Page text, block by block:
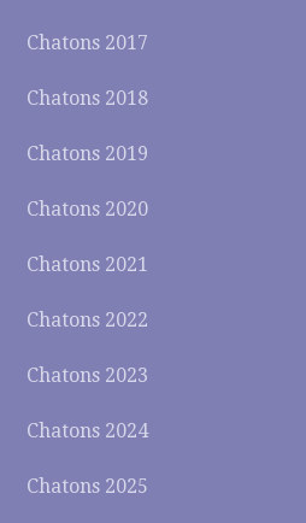
Chatons 2017
Chatons 2018
Chatons 2019
Chatons 2020
Chatons 2021
Chatons 2022
Chatons 2023
Chatons 2024
Chatons 2025